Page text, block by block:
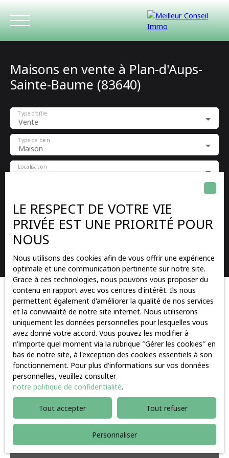
ACCUEIL
Maisons en vente à Plan-d'Aups-
Sainte-Baume (83640)
Vente
Type d'offre
Maison
Type de bien
Plan-d'Aups-Sainte-Baume (83640)
Localisation
Surface min (m²)
Pertinence
Trier par Créer une alerte
Vendu
Vendu
LE RESPECT DE VOTRE VIE
PRIVÉE EST UNE PRIORITÉ POUR
NOUS
Nous utilisons des cookies afin de vous offrir une expérience
optimale et une communication pertinente sur notre site.
Grace à ces technologies, nous pouvons vous proposer du
contenu en rapport avec vos centres d'intérêt. Ils nous
permettent également d'améliorer la qualité de nos services
et la convivialité de notre site internet. Nous utiliserons
uniquement les données personnelles pour lesquelles vous
avez donné votre accord. Vous pouvez les modifier à
n'importe quel moment via la rubrique ″Gérer les cookies″ en
bas de notre site, à l'exception des cookies essentiels à son
fonctionnement. Pour plus d'informations sur vos données
personnelles, veuillez consulter
notre politique de confidentialité.
Tout accepter Tout refuser
Personnaliser